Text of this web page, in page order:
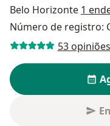
Belo Horizonte 1
Número de registro:
53 opiniões